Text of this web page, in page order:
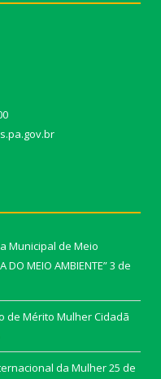
Municipal de Meio
MEIO AMBIENTE”3 de
de Mérito Mulher Cidadã
da Mulher25 de